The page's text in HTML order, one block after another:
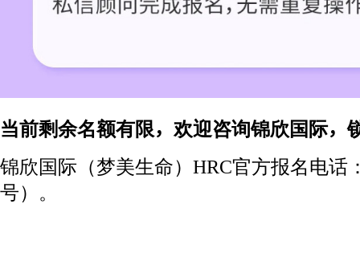
当前剩余名额有限，欢迎咨询锦欣国际，
锦欣国际（梦美生命）HRC官方报名电话
号）。